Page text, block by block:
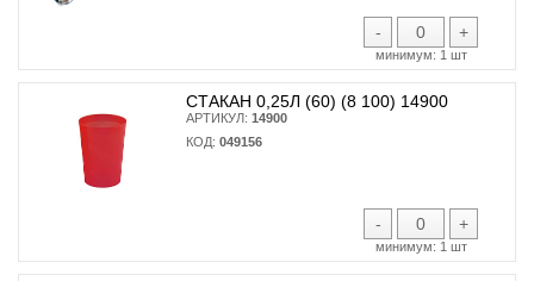
- +
минимум: 1 шт
СТАКАН 0,25Л (60) (8 100) 14900
АРТИКУЛ: 14900
КОД: 049156
- +
минимум: 1 шт